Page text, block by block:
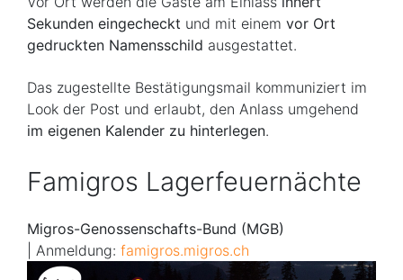
Sekunden eingecheckt und mit einem vor Ort
gedruckten Namensschild ausgestattet.
Das zugestellte Bestätigungsmail kommuniziert im
Look der Post und erlaubt, den Anlass umgehend
im eigenen Kalender zu hinterlegen.
Famigros Lagerfeuernächte
Migros-Genossenschafts-Bund (MGB)
| Anmeldung: famigros.migros.ch